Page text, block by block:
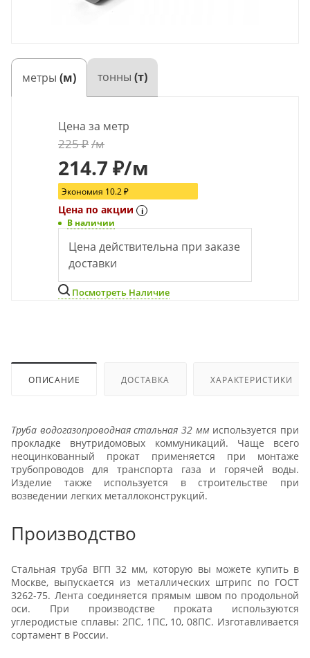
метры (м) тонны (т)
Цена за метр
225₽/м
214.7 ₽/м
Экономия 10.2 ₽
Цена по акции i
В наличии
Цена действительна при заказе
доставки
Посмотреть Наличие
ОПИСАНИЕ ДОСТАВКА ХАРАКТЕРИСТИКИ
Труба водогазопроводная стальная 32 мм используется при
прокладке внутридомовых коммуникаций. Чаще всего
неоцинкованный прокат применяется при монтаже
трубопроводов для транспорта газа и горячей воды.
Изделие также используется в строительстве при
возведении легких металлоконструкций.
Производство
Стальная труба ВГП 32 мм, которую вы можете купить в
Москве, выпускается из металлических штрипс по ГОСТ
3262-75. Лента соединяется прямым швом по продольной
оси. При производстве проката используются
углеродистые сплавы: 2ПС, 1ПС, 10, 08ПС. Изготавливается
сортамент в России.